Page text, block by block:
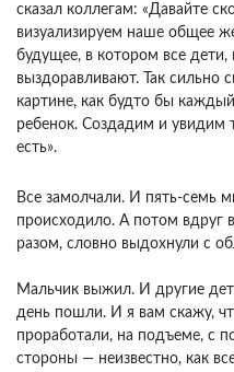
сказал коллегам: «Давайте
визуализируем наше общее
будущее, в котором все дети,
выздоравливают. Так сильно
картине, как будто бы
ребенок. Создадим и увидим
есть».
Все замолчали. И пять-семь
происходило. А потом вдруг
разом, словно выдохнули с
Мальчик выжил. И другие
день пошли. И я вам скажу,
проработали, на подъеме, с
стороны — неизвестно, как